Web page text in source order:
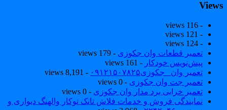
- 116 views
- 121 views
- 124 views
تعمیر قطعات وان جکوزی - 179 views
پیش‌نویس خودکار- 161 views
تعمیر وان _جکوزی۰۹۱۲۱۵۰۷۸۲۵
- 8,191 views
تعمیر جت وان جکوزی - 0 views
تعمیر خرابی برد مدار وان جکوزی - 0 views
نمایندگی فروش و خدمات فلاش تانک توکار والهنگ دیواری و